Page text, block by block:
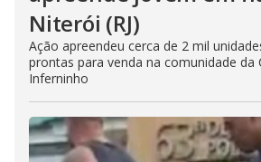
Niterói (RJ)
Ação apreendeu cerca de 2 mil
prontas para venda na comunidade da
Inferninho